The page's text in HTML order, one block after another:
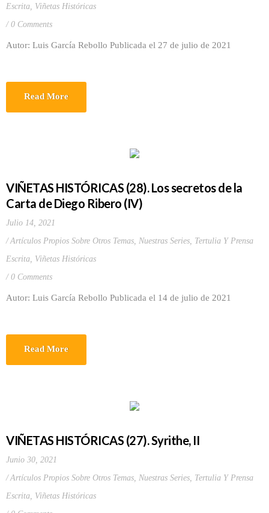
Escrita, Viñetas Históricas
0 Comments
Autor: Luis García Rebollo Publicada el 27 de julio de 2021
Read More
VIÑETAS HISTÓRICAS (28). Los secretos de la
Carta de Diego Ribero (IV)
Julio 14, 2021
Artículos Propios Sobre Otros Temas, Nuestras Series, Tertulia Y Prensa
Escrita, Viñetas Históricas
0 Comments
Autor: Luis García Rebollo Publicada el 14 de julio de 2021
Read More
VIÑETAS HISTÓRICAS (27). Syrithe, II
Junio 30, 2021
Artículos Propios Sobre Otros Temas, Nuestras Series, Tertulia Y Prensa
Escrita, Viñetas Históricas